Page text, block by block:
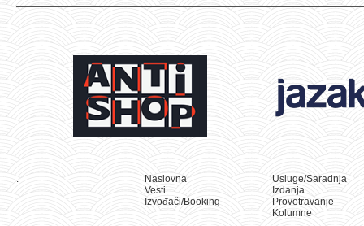
Naslovna
Vesti
Izvođači/Booking
Usluge/Saradnja
Izdanja
Provetravanje
Kolumne